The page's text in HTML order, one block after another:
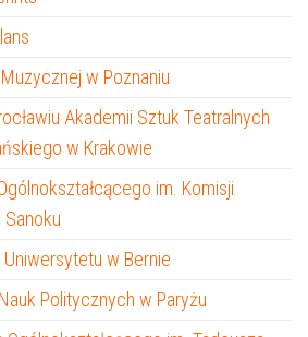
w Poznaniu
Akademii Sztuk Teatralnych
w Krakowie
im. Komisji
w Bernie
Politycznych w Paryżu